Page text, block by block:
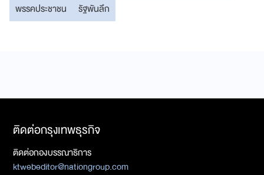
พรรคประชาชน
รัฐพันลึก
ติดต่อกรุงเทพธุรกิจ
ติดต่อกองบรรณาธิการ
ktwebeditor@nationgroup.com